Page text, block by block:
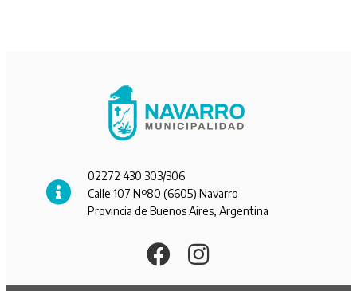
02272 430 303/306
Calle 107 Nº80 (6605) Navarro
Provincia de Buenos Aires, Argentina